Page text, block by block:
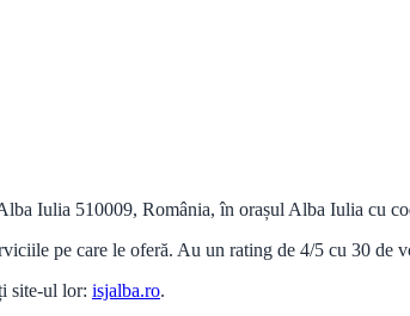
Iulia 510009, România, în orașul Alba Iulia cu
pe care le oferă. Au un rating de 4/5 cu 30 de
site-ul lor: isjalba.ro.